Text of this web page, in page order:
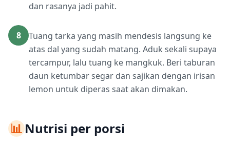
dan rasanya jadi pahit.
8
Tuang tarka yang masih mendesis langsung ke
atas dal yang sudah matang. Aduk sekali supaya
tercampur, lalu tuang ke mangkuk. Beri taburan
daun ketumbar segar dan sajikan dengan irisan
lemon untuk diperas saat akan dimakan.
📊Nutrisi per porsi